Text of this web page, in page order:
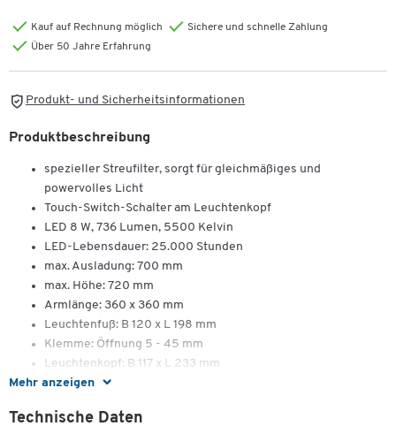
Kauf auf Rechnung möglich
Sichere und schnelle Zahlung
Über 50 Jahre Erfahrung
Produkt- und Sicherheitsinformationen
Mehr anzeigen
Produktbeschreibung
spezieller Streufilter, sorgt für gleichmäßiges und
powervolles Licht
Touch-Switch-Schalter am Leuchtenkopf
LED 8 W, 736 Lumen, 5500 Kelvin
LED-Lebensdauer: 25.000 Stunden
max. Ausladung: 700 mm
max. Höhe: 720 mm
Armlänge: 360 x 360 mm
Leuchtenfuß: B 120 x L 198 mm
Klemme: Öffnung 5 - 45 mm
Leuchtenkopf: B 117 x L 233 mm
Lieferung inkl. Fuß und Klemme
Technische DatenZum Zoomen doppeltippen